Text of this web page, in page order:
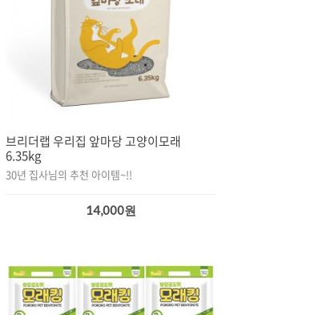
브리더랩 우리집 앞마당 고양이모래
6.35kg
30년 집사님의 추천 아이템~!!
14,000원